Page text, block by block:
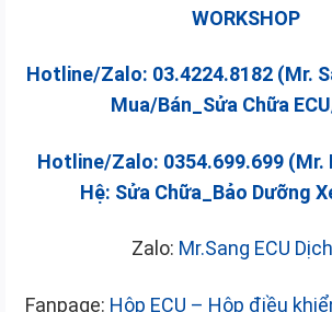
WORKSHOP
Hotline/Zalo: 03.4224.8182 (Mr.
Mua/Bán_Sửa Chữa
Hotline/Zalo: 0354.699.699 (Mr.
Hệ: Sửa Chữa_Bảo Dưỡng
Zalo: Mr.Sang ECU
Fanpage: Hộp ECU – Hộp điều